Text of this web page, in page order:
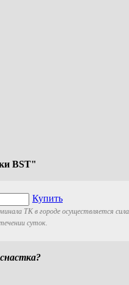
BST"
Купить
ТК в городе осуществляется
суток.